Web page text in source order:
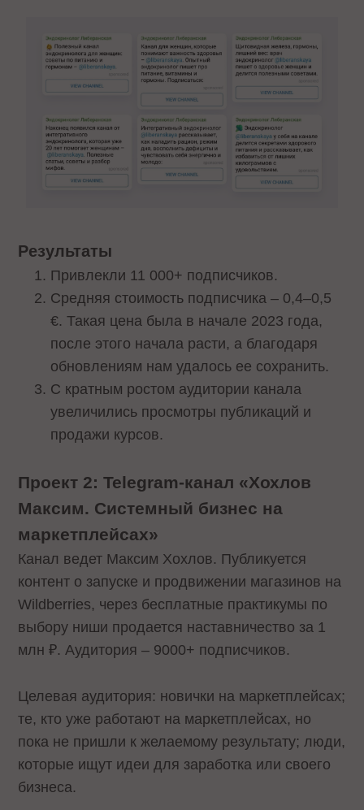
Результаты
Привлекли 11 000+ подписчиков.
Средняя стоимость подписчика – 0,4–0,5
€. Такая цена была в начале 2023 года,
после этого начала расти, а благодаря
обновлениям нам удалось ее сохранить.
С кратным ростом аудитории канала
увеличились просмотры публикаций и
продажи курсов.
Проект 2: Telegram-канал «Хохлов
Максим. Системный бизнес на
маркетплейсах»
Канал ведет Максим Хохлов. Публикуется
контент о запуске и продвижении магазинов на
Wildberries, через бесплатные практикумы по
выбору ниши продается наставничество за 1
млн ₽. Аудитория – 9000+ подписчиков.
Целевая аудитория: новички на маркетплейсах;
те, кто уже работают на маркетплейсах, но
пока не пришли к желаемому результату; люди,
которые ищут идеи для заработка или своего
бизнеса.